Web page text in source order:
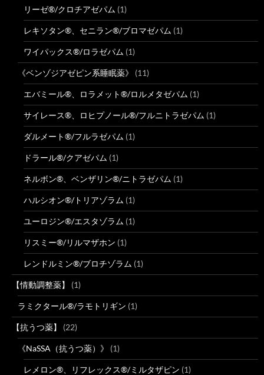
リーゼ®/クロチアゼパム (1)
レキソタン®、セニラン®/ブロマゼパム (1)
ワイパックス®/ロラゼパム (1)
《ベンゾジアゼピン系睡眠薬》 (11)
エバミール®、ロラメット®/ロルメタゼパム (1)
サイレース®、ロヒプノール®/フルニトラゼパム (1)
ダルメート®/フルラゼパム (1)
ドラール®/クアゼパム (1)
ネルボン®、ベンザリン®/ニトラゼパム (1)
ハルシオン®/トリアゾラム (1)
ユーロジン®/エスタゾラム (1)
リスミー®/リルマザホン (1)
レンドルミン®/ブロチゾラム (1)
【情動調整薬】 (1)
ラミクタール®/ラモトリギン (1)
【抗うつ薬】 (22)
《NaSSA（抗うつ薬）》 (1)
レメロン®、リフレックス®/ミルタザピン (1)